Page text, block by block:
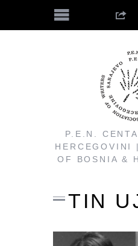
P.E.N.
HERCEGOVINI
OF BOSNIA &
TIN